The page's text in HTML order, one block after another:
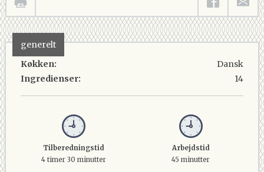
generelt
Køkken:
Ingredienser:
Dansk
14
Tilberedningstid
4 timer 30 minutter
Arbejdstid
45 minutter